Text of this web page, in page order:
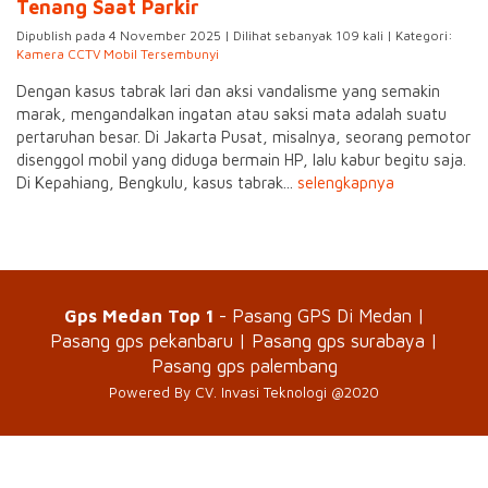
Tenang Saat Parkir
Dipublish pada 4 November 2025 | Dilihat sebanyak 109 kali | Kategori:
Kamera CCTV Mobil Tersembunyi
Dengan kasus tabrak lari dan aksi vandalisme yang semakin
marak, mengandalkan ingatan atau saksi mata adalah suatu
pertaruhan besar. Di Jakarta Pusat, misalnya, seorang pemotor
disenggol mobil yang diduga bermain HP, lalu kabur begitu saja.
Di Kepahiang, Bengkulu, kasus tabrak... selengkapnya
Gps Medan Top 1 - Pasang GPS Di Medan |
Pasang gps pekanbaru | Pasang gps surabaya |
Pasang gps palembang
Powered By CV. Invasi Teknologi @2020